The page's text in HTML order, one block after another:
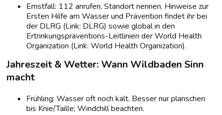
Ernstfall: 112 anrufen, Standort nennen. Hinweise zur
Ersten Hilfe am Wasser und Prävention findet ihr bei
der DLRG (Link: DLRG) sowie global in den
Ertrinkungspräventions-Leitlinien der World Health
Organization (Link: World Health Organization).
Jahreszeit & Wetter: Wann Wildbaden Sinn
macht
Frühling: Wasser oft noch kalt. Besser nur planschen
bis Knie/Taille; Windchill beachten.